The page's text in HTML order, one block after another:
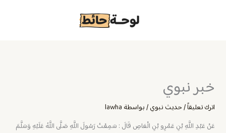
خبر نبوي
اترك تعليقاً/حديث نبوي/ بواسطة lawha
عَنْ عَبْدِ اللَّهِ بْنِ عَمْرِو بْنِ الْعَاصِ قَالَ : سَمِعْتُ رَسُولَ اللَّهِ صَلَّى اللَّهُ عَلَيْهِ وَسَلَّمَ